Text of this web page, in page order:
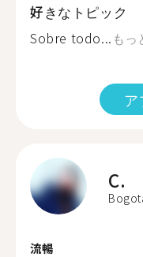
好きなトピック
Sobre todo... もっ
ア
C.
流暢